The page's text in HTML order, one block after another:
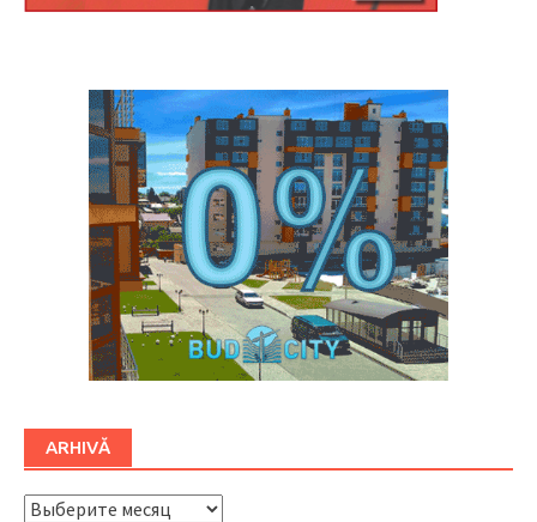
ARHIVĂ
ARHIVĂ